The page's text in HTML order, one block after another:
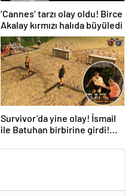
‘Cannes’ tarzı olay oldu! Birce
Akalay kırmızı halıda büyüledi
Survivor’da yine olay! İsmail
ile Batuhan birbirine girdi!